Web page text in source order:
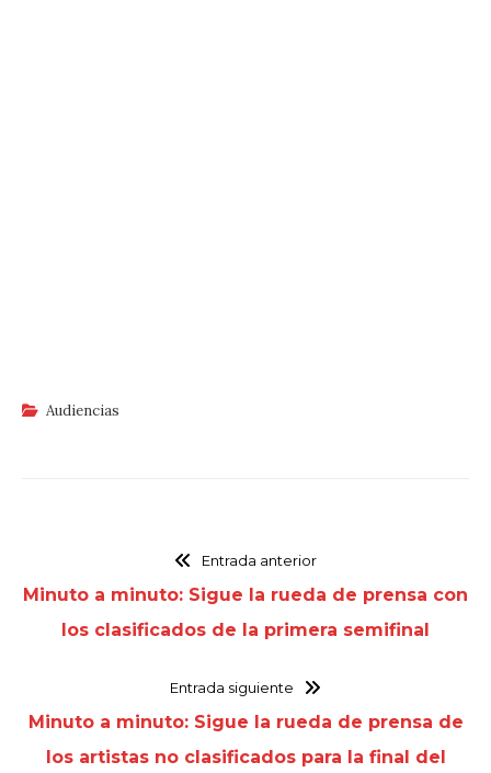
Audiencias
Entrada anterior
Minuto a minuto: Sigue la rueda de prensa con
los clasificados de la primera semifinal
Entrada siguiente
Minuto a minuto: Sigue la rueda de prensa de
los artistas no clasificados para la final del